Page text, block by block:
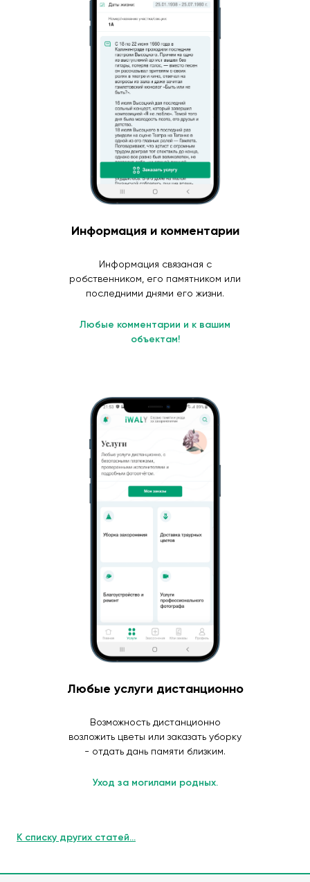
Информация и комментарии
Информация связаная с
робственником, его памятником или
последними днями его жизни.
Любые комментарии и к вашим
объектам!
Любые услуги дистанционно
Возможность дистанционно
возложить цветы или заказать уборку
- отдать дань памяти близким.
Уход за могилами родных.
К списку других статей...